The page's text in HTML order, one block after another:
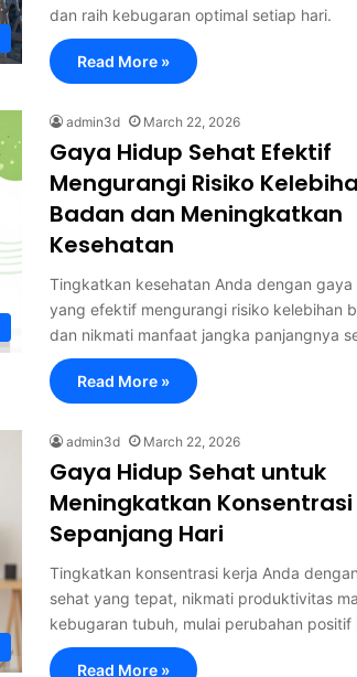
dan raih kebugaran optimal setiap hari.
Read More »
admin3d March 22, 2026
Gaya Hidup Sehat Efektif
Mengurangi Risiko
Badan dan Meningkatkan
Kesehatan
Tingkatkan kesehatan Anda dengan
yang efektif mengurangi risiko kelebihan
dan nikmati manfaat jangka panjangnya
Read More »
admin3d March 22, 2026
Gaya Hidup Sehat untuk
Meningkatkan Konsentrasi
Sepanjang Hari
Tingkatkan konsentrasi kerja Anda
sehat yang tepat, nikmati produktivitas
kebugaran tubuh, mulai perubahan positif
Read More »